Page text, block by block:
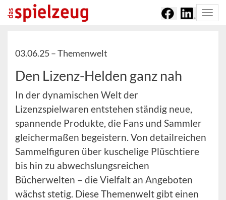
03.06.25 –Themenwelt
Den Lizenz-Helden ganz nah
In der dynamischen Welt der
Lizenzspielwaren entstehen ständig neue,
spannende Produkte, die Fans und Sammler
gleichermaßen begeistern. Von detailreichen
Sammelfiguren über kuschelige Plüschtiere
bis hin zu abwechslungsreichen
Bücherwelten – die Vielfalt an Angeboten
wächst stetig. Diese Themenwelt gibt einen